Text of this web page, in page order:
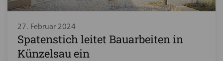
27. Februar 2024
Spatenstich leitet Bauarbeiten in
Künzelsau ein